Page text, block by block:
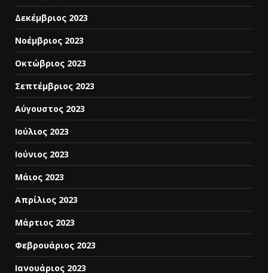
Δεκέμβριος 2023
Νοέμβριος 2023
Οκτώβριος 2023
Σεπτέμβριος 2023
Αύγουστος 2023
Ιούλιος 2023
Ιούνιος 2023
Μάιος 2023
Απρίλιος 2023
Μάρτιος 2023
Φεβρουάριος 2023
Ιανουάριος 2023